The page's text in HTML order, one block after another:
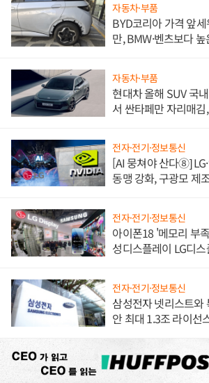
자동차·부품
BYD코리아 가격 앞
만, BMW·벤츠보다
자동차·부품
현대차 올해 SUV 국
서 싼타페만 자리매
전자·전기·정보통신
[AI 뭉쳐야 산다⑧]
동맹 강화, 구광모 제
전자·전기·정보통신
아이폰18 '메모리 부
성디스플레이 LG디
전자·전기·정보통신
삼성전자 넷리스트와
안 최대 1.3조 라이선